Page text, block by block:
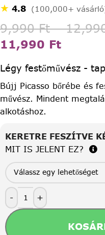
★ 4.8 (100,000+
9,990Ft –
11,990 Ft
Légy festőművész -
Bújj Picasso bőrébe és
művész. Mindent
alkotáshoz.
KERETRE FESZÍTVE
MIT IS JELENT EZ?
- +